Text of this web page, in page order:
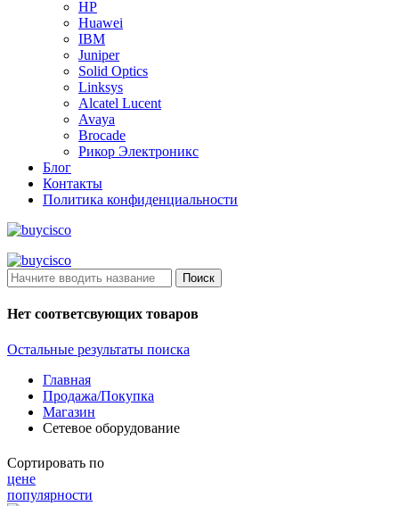
HP
Huawei
IBM
Juniper
Solid Optics
Linksys
Alcatel Lucent
Avaya
Brocade
Рикор Электроникс
Блог
Контакты
Политика конфиденциальности
Поиск
Нет соответсвующих товаров
Остальные результаты поиска
Главная
Продажа/Покупка
Магазин
Сетевое оборудование
Сортировать по
цене
популярности